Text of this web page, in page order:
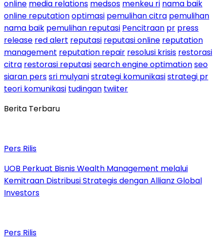
online media relations medsos menkeu ri nama baik
online reputationoptimasi pemulihan citra pemulihan
nama baik pemulihan reputasi Pencitraan pr press
release red alert reputasi reputasi online reputation
management reputation repair resolusi krisis restorasi
citra restorasi reputasisearch engine optimationseo
siaran perssri mulyanistrategi komunikasistrategi pr
teori komunikasi tudingan twiiter
Berita Terbaru
Pers Rilis
UOB Perkuat Bisnis Wealth Management melalui
Kemitraan Distribusi Strategis dengan Allianz Global
Investors
Pers Rilis